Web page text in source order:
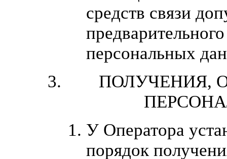
средств связи
персональных
ПОЛУЧЕНИЯ,
У Оператора
порядок